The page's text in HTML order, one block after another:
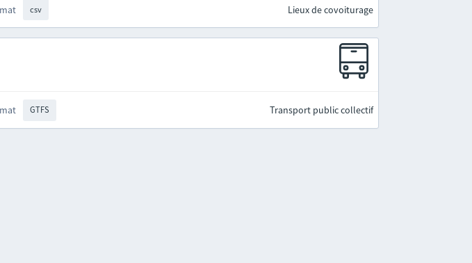
csv Lieux de covoiturage
GTFS Transport public collectif